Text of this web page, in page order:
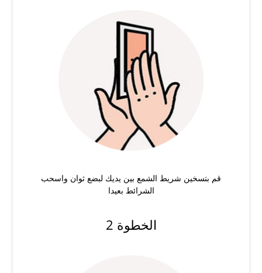
قم بتسخين شريط الشمع بين يديك لبضع ثوان واسحب
الشرائط بعيدا
الخطوة 2